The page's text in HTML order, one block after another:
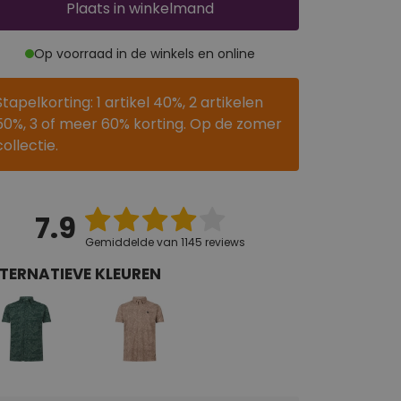
KLEUREN
Plaats in winkelmand
Op voorraad in de winkels en online
1 artikel 40%, 2 artikelen
3 of meer 60% korting. Op de zomer
7.9 Gemiddelde van 1145 reviews